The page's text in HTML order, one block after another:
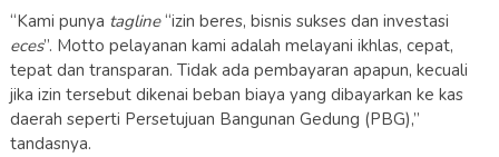
“Kami punya tagline“izin beres, bisnis sukses dan investasi
eces”. Motto pelayanan kami adalah melayani ikhlas, cepat,
tepat dan transparan. Tidak ada pembayaran apapun, kecuali
jika izin tersebut dikenai beban biaya yang dibayarkan ke kas
daerah seperti Persetujuan Bangunan Gedung (PBG),”
tandasnya.